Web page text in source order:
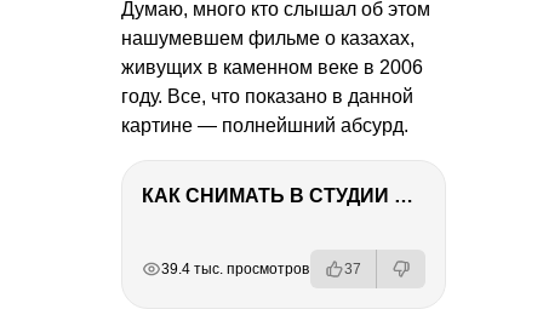
Думаю, много кто слышал об этом
нашумевшем фильме о казахах,
живущих в каменном веке в 2006
году. Все, что показано в данной
картине — полнейшний абсурд.
КАК СНИМАТЬ В СТУДИИ СО ВСПЫШКАМИ
39.4 тыс. просмотров 37